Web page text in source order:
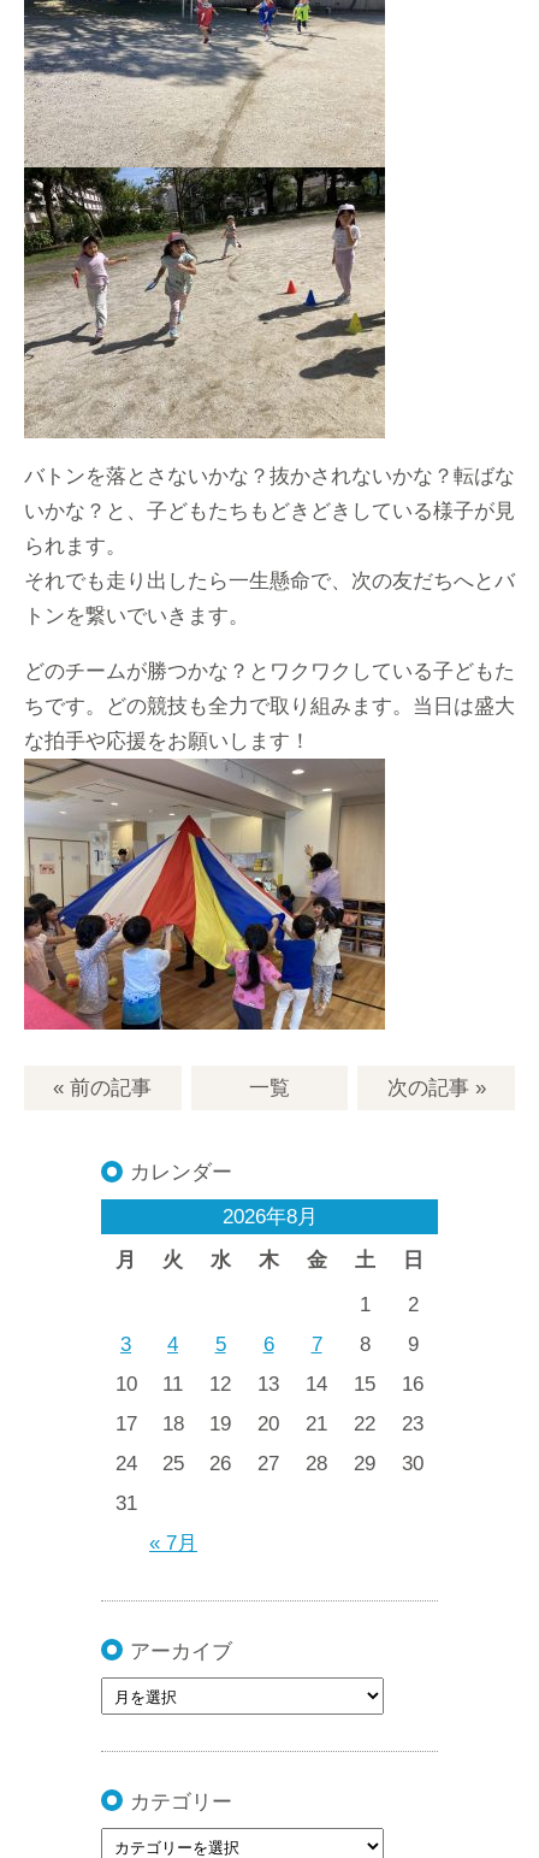
バトンを落とさないかな？抜かされないかな？転ばな
いかな？と、子どもたちもどきどきしている様子が見
られます。
それでも走り出したら一生懸命で、次の友だちへとバ
トンを繋いでいきます。
どのチームが勝つかな？とワクワクしている子どもた
ちです。どの競技も全力で取り組みます。当日は盛大
な拍手や応援をお願いします！
« 前の記事 一覧 次の記事»
カレンダー
2026年8月
月
火 水 木 金 土 日
« 7月
1
2
3
4 5 6 7 8
9
10
11 12 13 14 15
16
17
18 19 20 21 22
23
24
25 26 27 28 29
30
31
アーカイブ
カテゴリー